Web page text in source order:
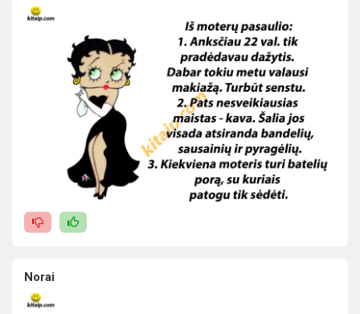
Norai